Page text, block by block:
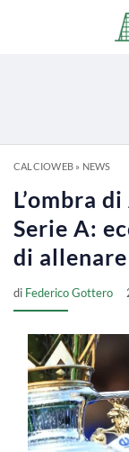
CALCIOWEB» NEWS
L’ombra
Serie A:
di
di Federico Gottero